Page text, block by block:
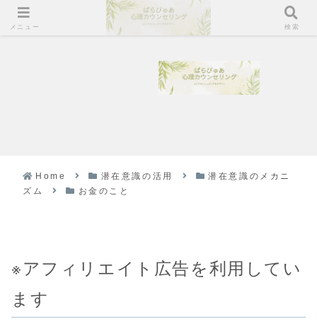
Home 潜在意識の活用
潜在意識のメカニ
ズム
お金のこと
※アフィリエイト広告を利用してい
ます
メニュー 検索